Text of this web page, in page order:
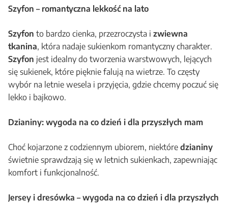
Szyfon – romantyczna lekkość na lato
Szyfon to bardzo cienka, przezroczysta i zwiewna
tkanina, która nadaje sukienkom romantyczny charakter.
Szyfon jest idealny do tworzenia warstwowych, lejących
się sukienek, które pięknie falują na wietrze. To częsty
wybór na letnie wesela i przyjęcia, gdzie chcemy poczuć się
lekko i bajkowo.
Dzianiny: wygoda na co dzień i dla przyszłych mam
Choć kojarzone z codziennym ubiorem, niektóre dzianiny
świetnie sprawdzają się w letnich sukienkach, zapewniając
komfort i funkcjonalność.
Jersey i dresówka – wygoda na co dzień i dla przyszłych